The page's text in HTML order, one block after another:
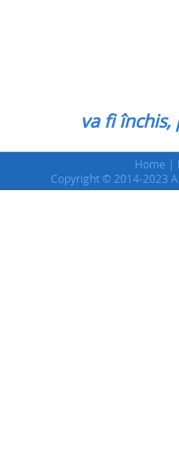
va fi
Home |
Copyright © 2014-2023